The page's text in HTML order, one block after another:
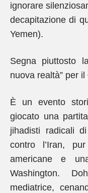
ignorare
decapitazione di
Yemen).
Segna piuttosto
nuova realtà” per il
È un evento
giocato una
jihadisti radicali
contro l’Iran,
americane e
Washington.
mediatrice,